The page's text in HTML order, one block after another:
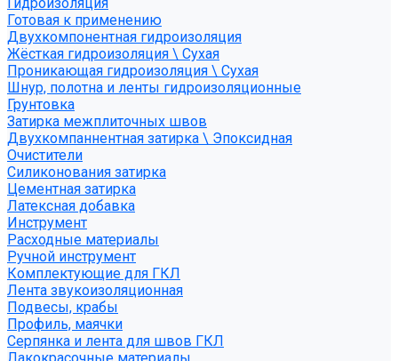
Готовая к применению
Двухкомпонентная гидроизоляция
Жёсткая гидроизоляция \ Сухая
Проникающая гидроизоляция \ Сухая
Шнур, полотна и ленты гидроизоляционные
Грунтовка
Затирка межплиточных швов
Двухкомпаннентная затирка \ Эпоксидная
Очистители
Силиконования затирка
Цементная затирка
Латексная добавка
Инструмент
Расходные материалы
Ручной инструмент
Комплектующие для ГКЛ
Лента звукоизоляционная
Подвесы, крабы
Профиль, маячки
Серпянка и лента для швов ГКЛ